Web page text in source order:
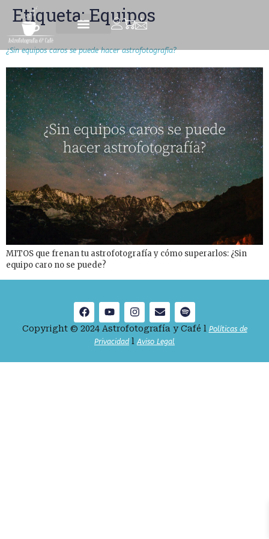
Etiqueta:Equipos
¿Sin equipos caros se puede hacer astrofotografía?
MITOS que frenan tu astrofotografía y cómo superarlos: ¿Sin
equipo caro no se puede?
Copyright © 2024 Astrofotografía y Café l Políticas de
Privacidad l Aviso Legal